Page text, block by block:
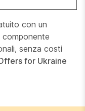
con un
componente
senza costi
for Ukraine